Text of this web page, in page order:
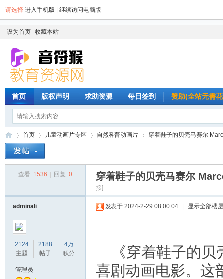
请选择 进入手机版 继续访问电脑版
设为首页 收藏本站
首页 版权声明 求助资源 每日签到 赞助(全站无需
首页
›
儿童动画片专区 自然科普动画片
›
穿着鞋子的贝壳马赛尔
查看: 1536 回复: 0 穿着鞋子的贝壳马赛尔
接]
adminali
2124
主题
2188
帖子
4万
积分
管理员
发表于 2024-2-29 08:00:04 显示全部楼层
《穿着鞋子的
喜剧动画电影。这